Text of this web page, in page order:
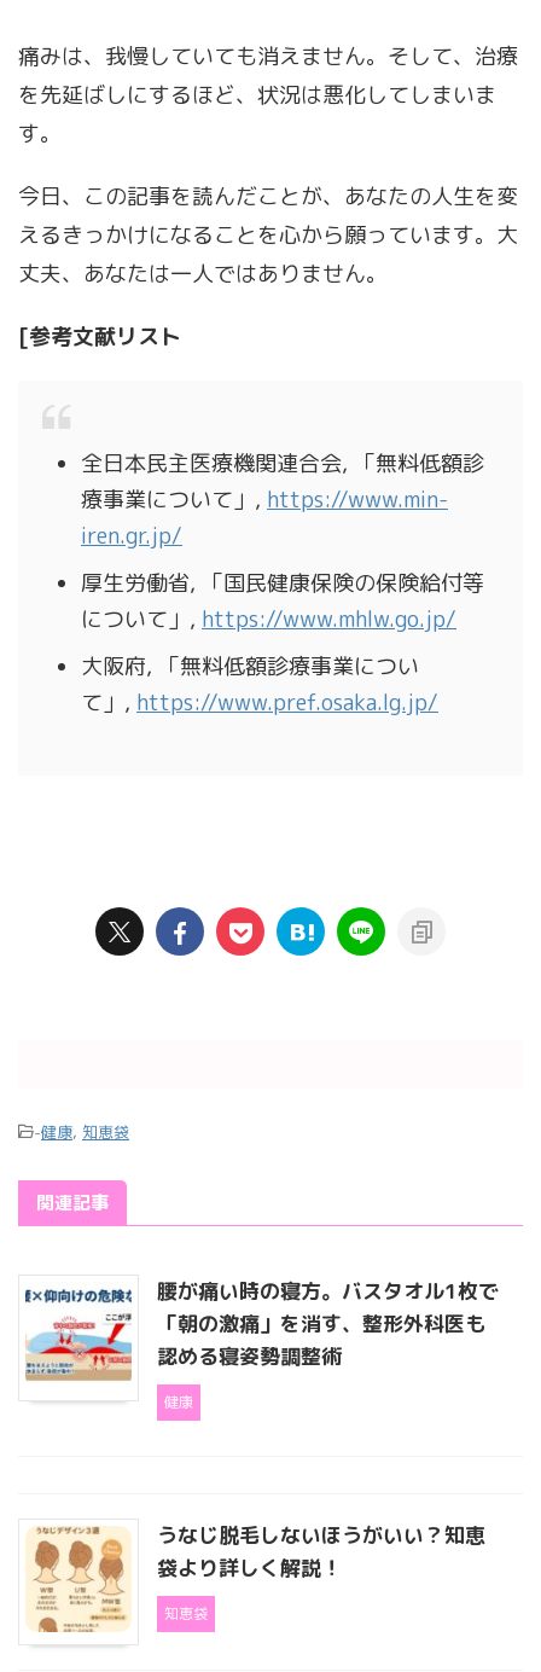
痛みは、我慢していても消えません。そして、治療
を先延ばしにするほど、状況は悪化してしまいま
す。
今日、この記事を読んだことが、あなたの人生を変
えるきっかけになることを心から願っています。大
丈夫、あなたは一人ではありません。
[参考文献リスト
全日本民主医療機関連合会, 「無料低額診
療事業について」, https://www.min-
iren.gr.jp/
厚生労働省, 「国民健康保険の保険給付等
について」, https://www.mhlw.go.jp/
大阪府, 「無料低額診療事業につい
て」, https://www.pref.osaka.lg.jp/
-健康, 知恵袋
関連記事
腰が痛い時の寝方。バスタオル1枚で
「朝の激痛」を消す、整形外科医も
認める寝姿勢調整術
健康
うなじ脱毛しないほうがいい？知恵
袋より詳しく解説！
知恵袋